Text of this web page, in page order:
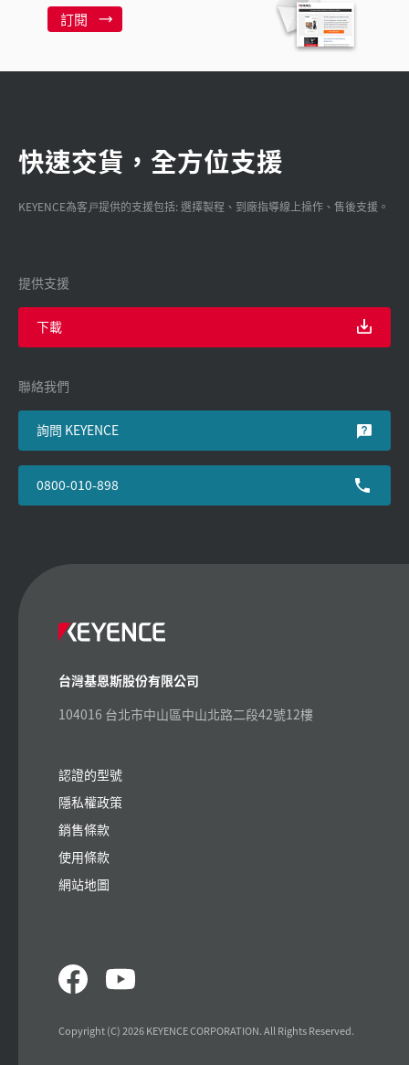
訂閱
快速交貨，全方位支援
KEYENCE為客戸提供的支援包括: 選擇製程、到廠指導線上操作、售後支援。
提供支援
下載
聯絡我們
詢問 KEYENCE
0800-010-898
台灣基恩斯股份有限公司
104016 台北市中山區中山北路二段42號12樓
認證的型號
隱私權政策
銷售條款
使用條款
網站地圖
Copyright (C) 2026 KEYENCE CORPORATION. All Rights Reserved.